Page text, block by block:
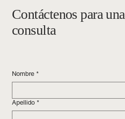
Contáctenos para una
consulta
Nombre *
Apellido *